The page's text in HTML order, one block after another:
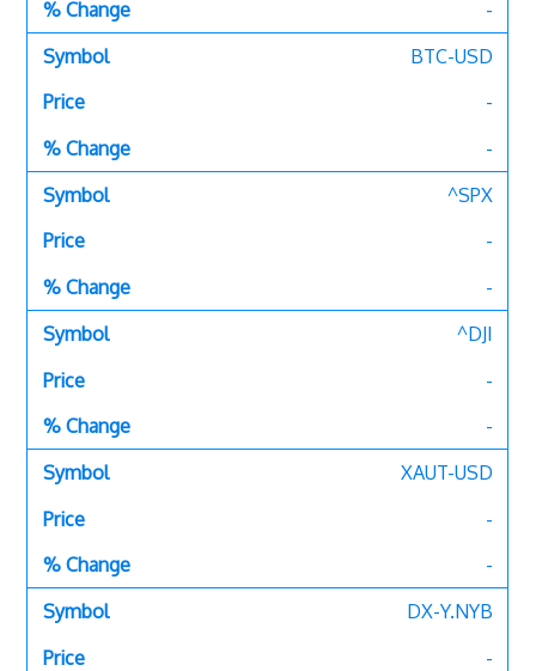
-
BTC-USD
-
-
^SPX
-
-
^DJI
-
-
XAUT-USD
-
-
DX-Y.NYB
-